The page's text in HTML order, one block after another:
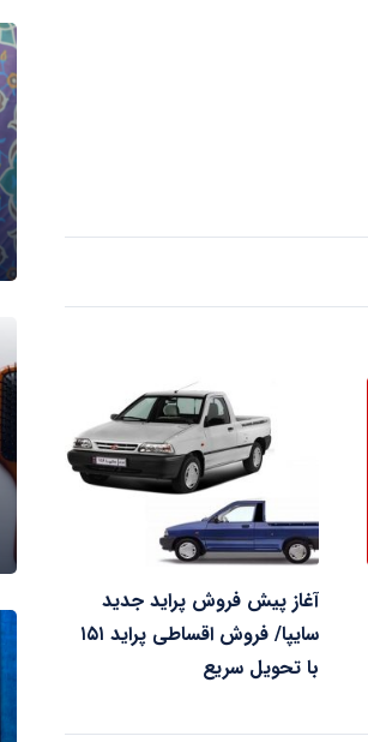
آغاز پیش فروش پراید جدید
سایپا/ فروش اقساطی پراید ۱۵۱
با تحویل سریع